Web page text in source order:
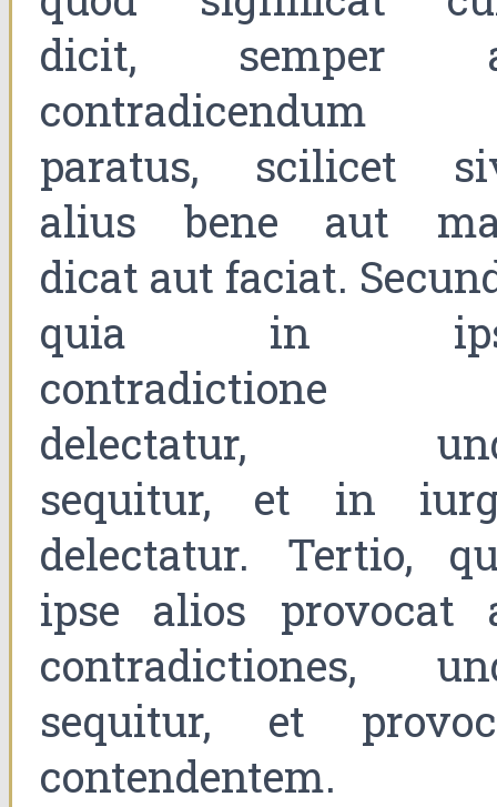
dicit, semper
contradicendum
paratus, scilicet
alius bene aut
dicat aut faciat.
quia in
contradictione
delectatur,
sequitur, et in
delectatur. Tertio,
ipse alios provocat
contradictiones,
sequitur, et
contendentem.